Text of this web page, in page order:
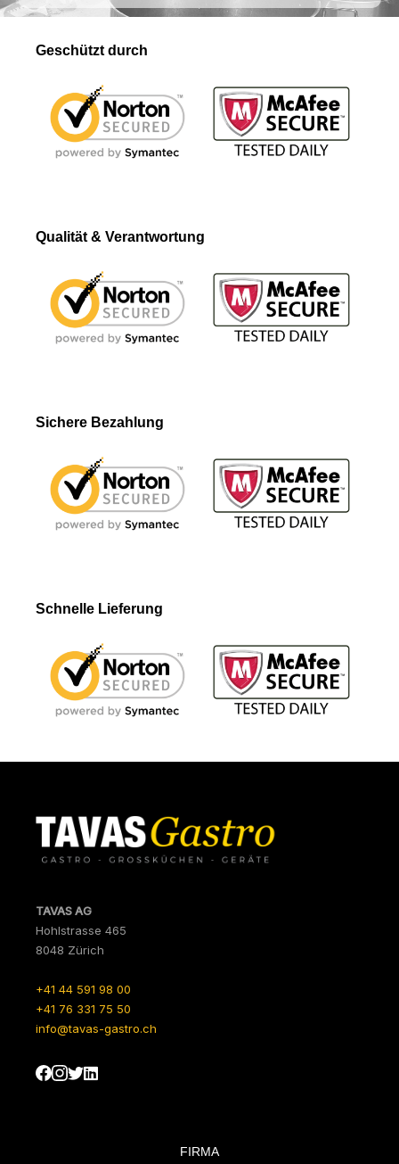
Geschützt durch
Qualität & Verantwortung
Sichere Bezahlung
Schnelle Lieferung
TAVAS AG
Hohlstrasse 465
8048 Zürich
+41 44 591 98 00
+41 76 331 75 50
info@tavas-gastro.ch
FIRMA